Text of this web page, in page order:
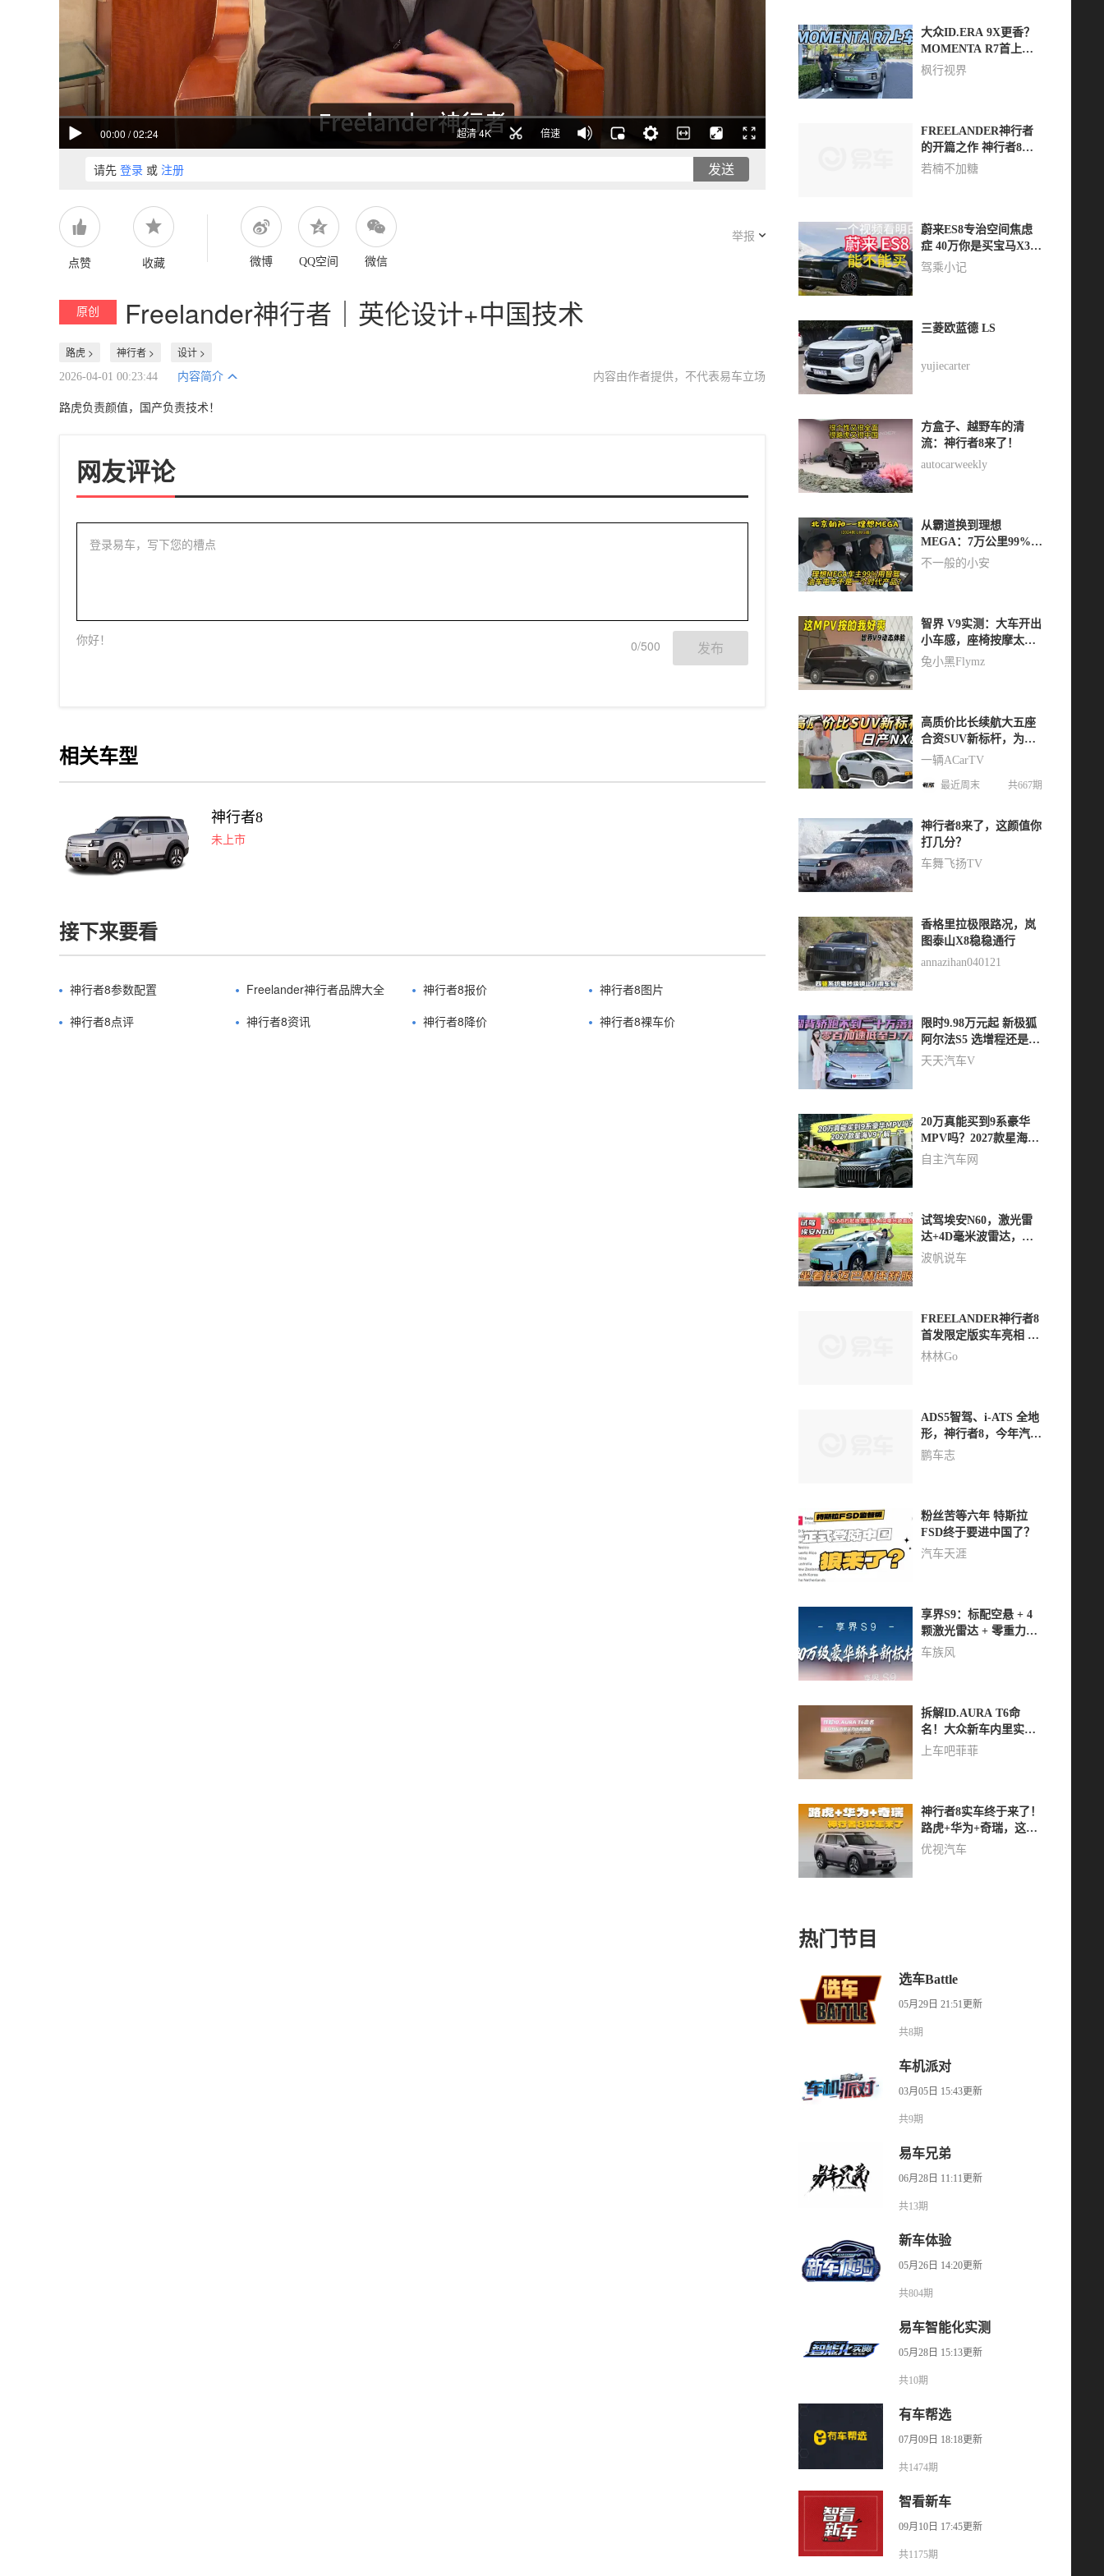
00:00 /02:24 超清 4K 倍速
请先 登录 或 注册 发送
点赞 收藏 微博 QQ空间 微信
举报
原创 Freelander神行者｜英伦设计+中国技术
路虎 > 神行者 > 设计 >
2026-04-01 00:23:44 内容简介 内容由作者提供，不代表易车立场
路虎负责颜值，国产负责技术！
网友评论
登录易车，写下您的槽点
你好！ 发布
0/500
相关车型
神行者8
未上市
接下来要看
神行者8参数配置 Freelander神行者品牌大全 神行者8报价
神行者8图片
神行者8点评
神行者8资讯 神行者8降价 神行者8裸车价
大众ID.ERA 9X更香？
MOMENTA R7首上
车，实测未来的驾驶辅
枫行视界
FREELANDER神行者
的开篇之作 神行者8量
产版来啦！
若楠不加糖
蔚来ES8专治空间焦虑
症 40万你是买宝马X3还
是蔚来？
驾乘小记
三菱欧蓝德 LS
yujiecarter
方盒子、越野车的清
流：神行者8来了！
autocarweekly
从霸道换到理想
MEGA：7万公里99%用
智驾，油车车主真不想
不一般的小安
智界 V9实测：大车开出
小车感，座椅按摩太上
头
兔小黑Flymz
高质价比长续航大五座
合资SUV新标杆，为什
么是日产NX8？
一辆ACarTV
最近周末 共667期
神行者8来了，这颜值你
打几分？
车舞飞扬TV
香格里拉极限路况，岚
图泰山X8稳稳通行
annazihan040121
限时9.98万元起 新极狐
阿尔法S5 选增程还是纯
电？
天天汽车V
20万真能买到9系豪华
MPV吗？2027款星海V9
了解一下
自主汽车网
试驾埃安N60，激光雷
达+4D毫米波雷达，
10.68万起坐着比迈巴赫
波帆说车
FREELANDER神行者8
首发限定版实车亮相 一
眼心动
林林Go
ADS5智驾、i-ATS 全地
形，神行者8，今年汽车
设计最佳
鹏车志
粉丝苦等六年 特斯拉
FSD终于要进中国了？
汽车天涯
享界S9：标配空悬 + 4
颗激光雷达 + 零重力座
椅，入门即顶配？
车族风
拆解ID.AURA T6命
名！大众新车内里实力
远超颜值
上车吧菲菲
神行者8实车终于来了！
路虎+华为+奇瑞，这组
合能够热销？
优视汽车
热门节目
选车Battle
05月29日 21:51更新
共8期
车机派对
03月05日 15:43更新
共9期
易车兄弟
06月28日 11:11更新
共13期
新车体验
05月26日 14:20更新
共804期
易车智能化实测
05月28日 15:13更新
共10期
有车帮选
07月09日 18:18更新
共1474期
智看新车
09月10日 17:45更新
共1175期